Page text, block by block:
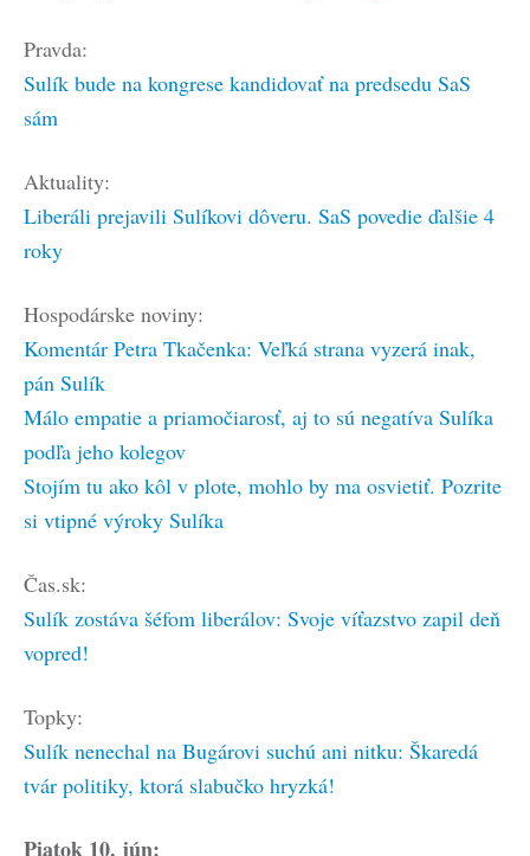
Pravda:
Sulík bude na kongrese kandidovať na predsedu SaS
sám
Aktuality:
Liberáli prejavili Sulíkovi dôveru. SaS povedie ďalšie 4
roky
Hospodárske noviny:
Komentár Petra Tkačenka: Veľká strana vyzerá inak,
pán Sulík
Málo empatie a priamočiarosť, aj to sú negatíva Sulíka
podľa jeho kolegov
Stojím tu ako kôl v plote, mohlo by ma osvietiť. Pozrite
si vtipné výroky Sulíka
Čas.sk:
Sulík zostáva šéfom liberálov: Svoje víťazstvo zapil deň
vopred!
Topky:
Sulík nenechal na Bugárovi suchú ani nitku: Škaredá
tvár politiky, ktorá slabučko hryzká!
Piatok 10. jún: